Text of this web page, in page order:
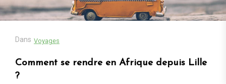
Cadeaux populaires en Afrique en 2025 : tendances, contextes et
Lire la suite